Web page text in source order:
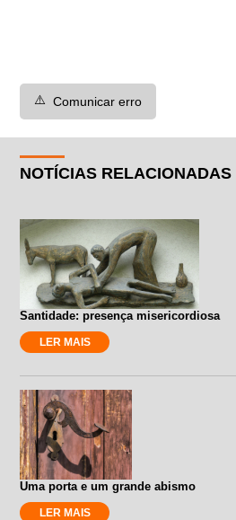
⚠️ Comunicar erro
NOTÍCIAS RELACIONADAS
Santidade: presença misericordiosa
LER MAIS
Uma porta e um grande abismo
LER MAIS